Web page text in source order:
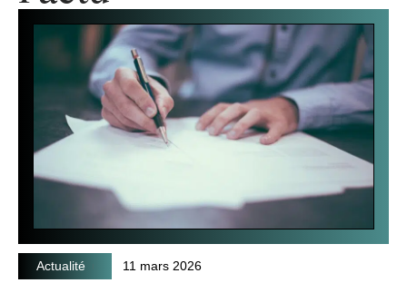
Actualité 11 mars 2026